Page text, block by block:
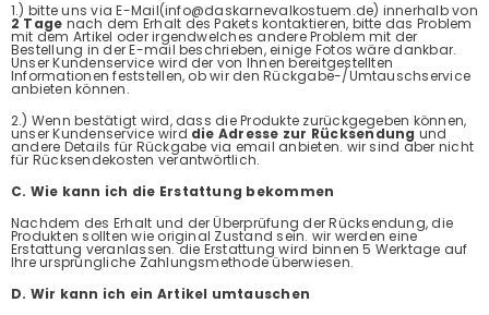
1.) bitte uns via E-Mail(info@daskarnevalkostuem.de) innerhalb von
2 Tage nach dem Erhalt des Pakets kontaktieren, bitte das Problem
mit dem Artikel oder irgendwelches andere Problem mit der
Bestellung in der E-mail beschrieben, einige Fotos wäre dankbar.
Unser Kundenservice wird der von Ihnen bereitgestellten
Informationen feststellen, ob wir den Rückgabe-/Umtauschservice
anbieten können.
2.) Wenn bestätigt wird, dass die Produkte zurückgegeben können,
unser Kundenservice wird die Adresse zur Rücksendung und
andere Details für Rückgabe via email anbieten. wir sind aber nicht
für Rücksendekosten verantwörtlich.
C. Wie kann ich die Erstattung bekommen
Nachdem des Erhalt und der Überprüfung der Rücksendung, die
Produkten sollten wie original Zustand sein. wir werden eine
Erstattung veranlassen. die Erstattung wird binnen 5 Werktage auf
Ihre ursprüngliche Zahlungsmethode überwiesen.
D. Wir kann ich ein Artikel umtauschen